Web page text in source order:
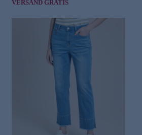
VERSAND GRATIS